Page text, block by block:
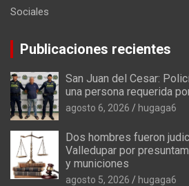
Sociales
Publicaciones recientes
San Juan del Cesar:
una persona requerida
agosto 6, 2026 hugaga6
Dos hombres fueron
Valledupar por
y municiones
agosto 5, 2026 hugaga6